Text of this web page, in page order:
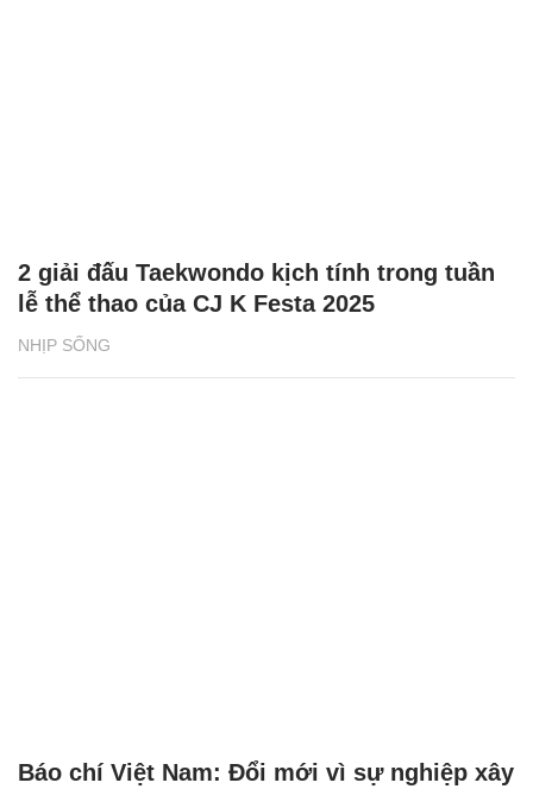
NHỊP SỐNG
2 giải đấu Taekwondo kịch tính trong tuần
lễ thể thao của CJ K Festa 2025
Báo chí Việt Nam: Đổi mới vì sự nghiệp xây